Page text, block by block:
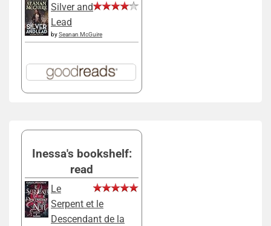
Silver and
Lead
bySeanan McGuire
Inessa's bookshelf:
read
Le
Serpent et le
Descendant de la